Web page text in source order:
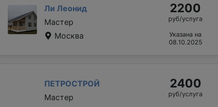
Ли Леонид
Мастер
Москва
2200
руб/услуга
Указана на
08.10.2025
ПЕТРОСТРОЙ
Мастер
2400
руб/услуга